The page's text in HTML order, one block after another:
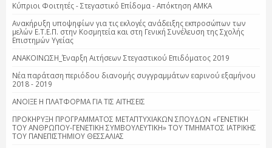
Κύπριοι Φοιτητές - Στεγαστικό Επίδομα - Απόκτηση ΑΜΚΑ
Ανακήρυξη υποψηφίων για τις εκλογές ανάδειξης εκπροσώπων των
μελών Ε.Τ.Ε.Π. στην Κοσμητεία και στη Γενική Συνέλευση της Σχολής
Επιστημών Υγείας
ΑΝΑΚΟΙΝΩΣΗ_Έναρξη Αιτήσεων Στεγαστικού Επιδόματος 2019
Νέα παράταση περιόδου διανομής συγγραμμάτων εαρινού εξαμήνου
2018 - 2019
ΑΝΟΙΞΕ Η ΠΛΑΤΦΟΡΜΑ ΓΙΑ ΤΙΣ ΑΙΤΗΣΕΙΣ
ΠΡΟΚΗΡΥΞΗ ΠΡΟΓΡΑΜΜΑΤΟΣ ΜΕΤΑΠΤΥΧΙΑΚΩΝ ΣΠΟΥΔΩΝ «ΓΕΝΕΤΙΚΗ
ΤΟΥ ΑΝΘΡΩΠΟΥ-ΓΕΝΕΤΙΚΗ ΣΥΜΒΟΥΛΕΥΤΙΚΗ» ΤΟΥ ΤΜΗΜΑΤΟΣ ΙΑΤΡΙΚΗΣ
ΤΟΥ ΠΑΝΕΠΙΣΤΗΜΙΟΥ ΘΕΣΣΑΛΙΑΣ